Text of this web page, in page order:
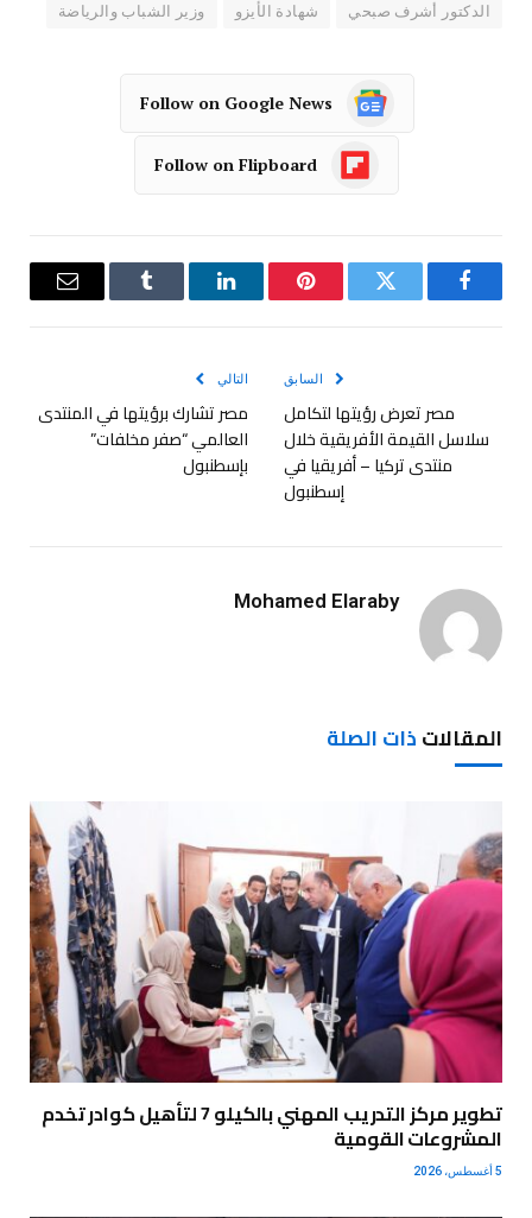
الدكتور أشرف صبحي شهادة الأيزو وزير الشباب والرياضة
Follow on Google News
Follow on Flipboard
فيسبوك تويتر بينتيريستلينكدإن Tumblr
البريد
السابق
مصر تعرض رؤيتها لتكامل
سلاسل القيمة الأفريقية خلال
منتدى تركيا – أفريقيا في
إسطنبول
التالي
مصر تشارك برؤيتها في المنتدى
العالمي “صفر مخلفات”
بإسطنبول
Mohamed Elaraby
المقالاتذات الصلة
تطوير مركز التدريب المهني بالكيلو 7 لتأهيل كوادر تخدم
المشروعات القومية
5 أغسطس، 2026